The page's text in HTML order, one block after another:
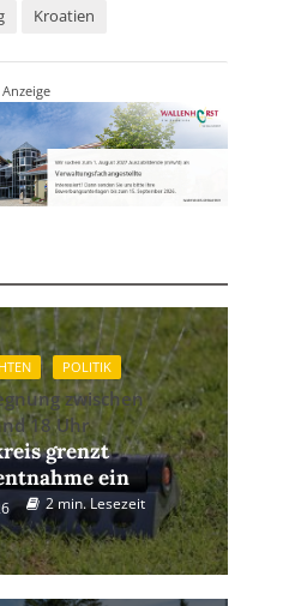
Kroatien
Anzeige
POLITIK
zwischen
18 Uhr
grenzt
ein
2 min. Lesezeit